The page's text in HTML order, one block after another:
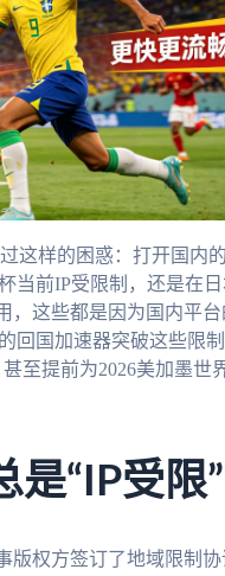
这样的困惑：打开国内
当前IP受限制，还是在
，这些都是因为国内平
回国加速器突破这些限
至提前为2026美加墨世
“IP受限”
版权方签订了地域限制协